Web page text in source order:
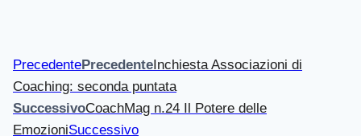
PrecedentePrecedenteInchiesta Associazioni di
Coaching: seconda puntata
SuccessivoCoachMag n.24 Il Potere delle
EmozioniSuccessivo